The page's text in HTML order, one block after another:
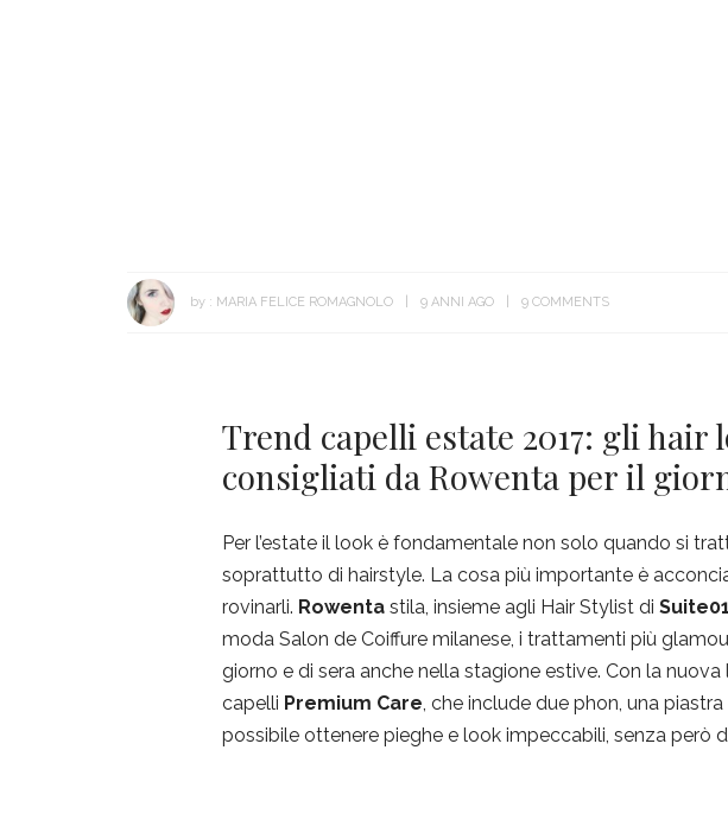
by : MARIA FELICE ROMAGNOLO 9 ANNI AGO 9 COMMENTS
Trend capelli estate 2017: gli hair
consigliati da Rowenta per il
Per l’estate il look è fondamentale non solo quando si
soprattutto di hairstyle. La cosa più importante è
rovinarli. Rowenta stila, insieme agli Hair Stylist di
moda Salon de Coiffure milanese, i trattamenti più
giorno e di sera anche nella stagione estive. Con la
capelli Premium Care, che include due phon, una
possibile ottenere pieghe e look impeccabili, senza però